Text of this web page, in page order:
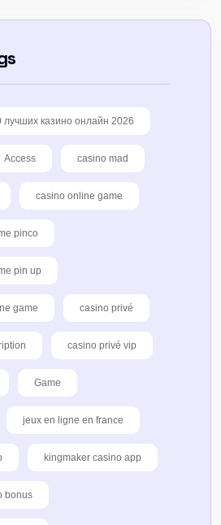
лучших казино онлайн 2026
Access casino mad
casino online game
pinco
pin up
game casino privé
casino privé vip
Game
jeux en ligne en france
kingmaker casino app
bonus